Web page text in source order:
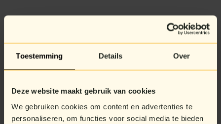
Toestemming Details Over
Deze website maakt gebruik van cookies
We gebruiken cookies om content en advertenties te
personaliseren, om functies voor social media te bieden